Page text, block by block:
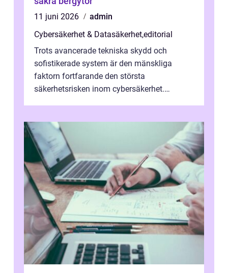
11 juni 2026
admin
Cybersäkerhet & Datasäkerhet,editorial
Trots avancerade tekniska skydd och
sofistikerade system är den mänskliga
faktorn fortfarande den största
säkerhetsrisken inom cybersäkerhet.